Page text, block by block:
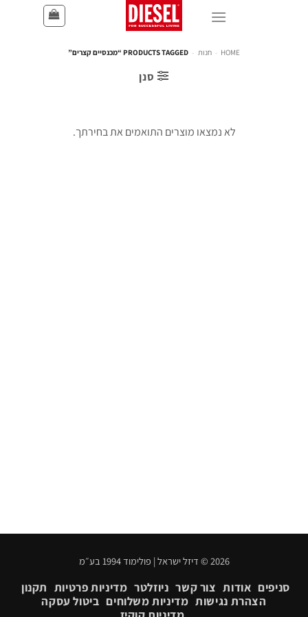
HOME
- חנות - PRODUCTS TAGGED “מכנסיים קצרים”
סנן
לא נמצאו מוצרים התואמים את בחירתך.
2026 © דיזל ישראל | פולימוד 1994 בע״מ
סניפים אודות צור קשר ניוזלטר מדיניות פרטיות תקנון
הצהרת נגישות מדיניות משלוחים ביטול עסקה